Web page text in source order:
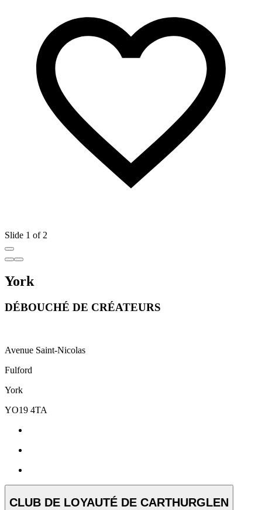
Slide 1 of 2
York
DÉBOUCHÉ DE CRÉATEURS
Avenue Saint-Nicolas
Fulford
York
YO19 4TA
CLUB DE LOYAUTÉ DE CARTHURGLEN